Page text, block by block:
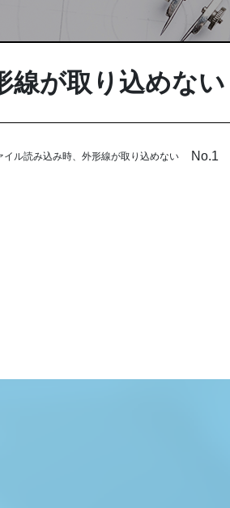
線が取り込めない
イル読み込み時、外形線が取り込めない No.1